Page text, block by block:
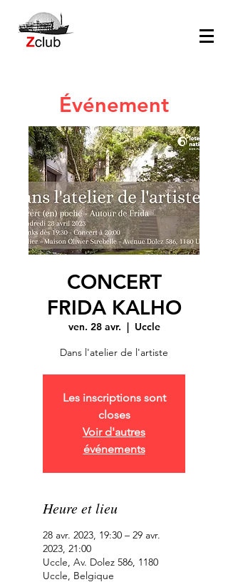
Événement
CONCERT
FRIDA KALHO
ven. 28 avr.
  |
Uccle
Dans l'atelier de l'artiste
Les inscriptions sont
closes
Voir d'autres
événements
Heure et lieu
28 avr. 2023, 19:30 – 29 avr.
2023, 21:00
Uccle, Av. Dolez 586, 1180
Uccle, Belgique